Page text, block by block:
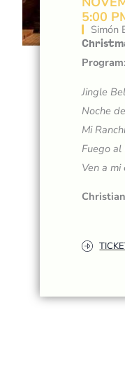
5:00
Simón
Program:
Jingle
Noche
Mi
Fuego al
Ven a